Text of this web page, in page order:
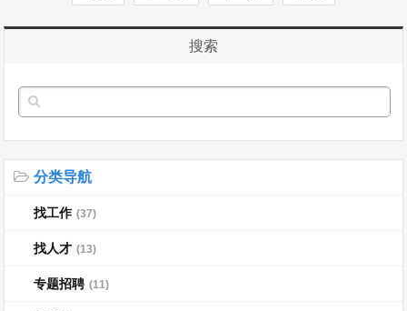
搜索
分类导航
找工作 (37)
找人才 (13)
专题招聘 (11)